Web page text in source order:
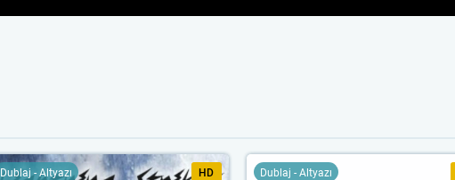
Dublaj - Altyazı HD Dublaj - Altyazı